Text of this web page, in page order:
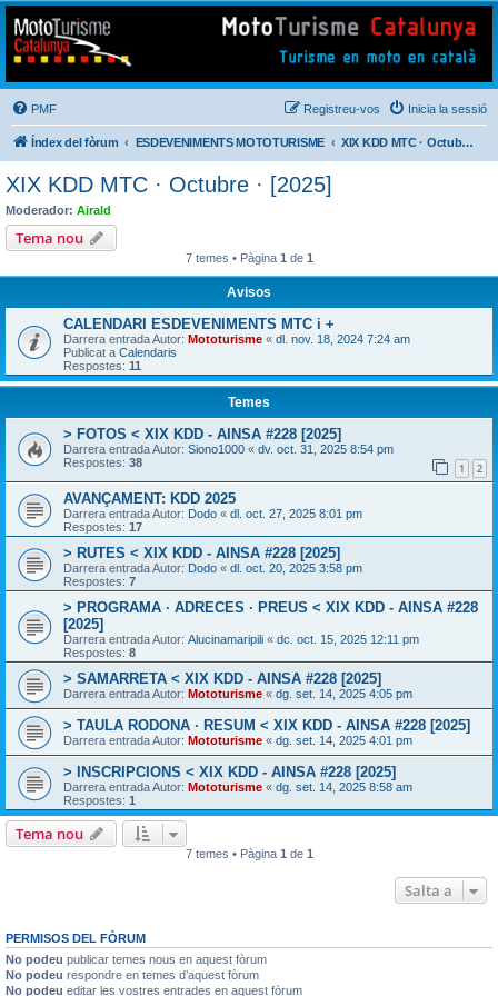
Mototurisme
Turisme en moto en català
PMF Inicia la sessió
Registreu-vos
Índex del fòrum ESDEVENIMENTS MOTOTURISME XIX KDD MTC · Octubre · [2025]
XIX KDD MTC · Octubre · [2025]
Moderador: Airald
Tema nou
7 temes • Pàgina 1 de 1
Avisos
CALENDARI ESDEVENIMENTS MTC i +
Darrera entrada Autor: Mototurisme « dl. nov. 18, 2024 7:24 am
Publicat a Calendaris
Respostes: 11
Temes
> FOTOS < XIX KDD - AINSA #228 [2025]
Darrera entrada Autor: Siono1000 « dv. oct. 31, 2025 8:54 pm
Respostes: 38 1 2
AVANÇAMENT: KDD 2025
Darrera entrada Autor: Dodo « dl. oct. 27, 2025 8:01 pm
Respostes: 17
> RUTES < XIX KDD - AINSA #228 [2025]
Darrera entrada Autor: Dodo « dl. oct. 20, 2025 3:58 pm
Respostes: 7
> PROGRAMA · ADRECES · PREUS < XIX KDD - AINSA #228
[2025]
Darrera entrada Autor: Alucinamaripili « dc. oct. 15, 2025 12:11 pm
Respostes: 8
> SAMARRETA < XIX KDD - AINSA #228 [2025]
Darrera entrada Autor: Mototurisme « dg. set. 14, 2025 4:05 pm
> TAULA RODONA · RESUM < XIX KDD - AINSA #228 [2025]
Darrera entrada Autor: Mototurisme « dg. set. 14, 2025 4:01 pm
> INSCRIPCIONS < XIX KDD - AINSA #228 [2025]
Darrera entrada Autor: Mototurisme « dg. set. 14, 2025 8:58 am
Respostes: 1
Tema nou
7 temes • Pàgina 1 de 1
Salta a
PERMISOS DEL FÒRUM
No podeu publicar temes nous en aquest fòrum
No podeu respondre en temes d’aquest fòrum
No podeu editar les vostres entrades en aquest fòrum